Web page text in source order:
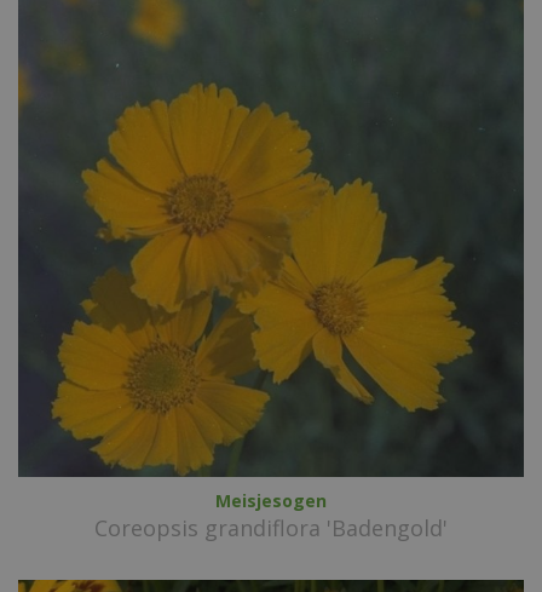
Meisjesogen
Coreopsis grandiflora 'Badengold'